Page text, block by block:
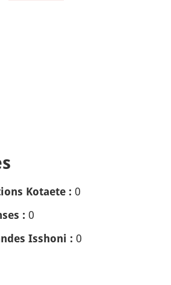
Kotaete : 0
: 0
Isshoni : 0